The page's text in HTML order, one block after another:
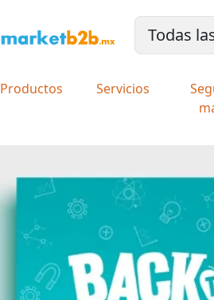
Productos Servicios